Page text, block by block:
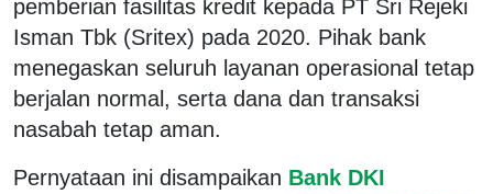
pemberian fasilitas kredit kepada PT Sri Rejeki
Isman Tbk (Sritex) pada 2020. Pihak bank
menegaskan seluruh layanan operasional tetap
berjalan normal, serta dana dan transaksi
nasabah tetap aman.
Pernyataan ini disampaikan Bank DKI